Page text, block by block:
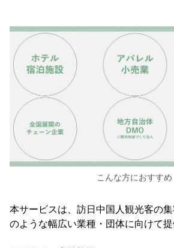
こんな方におすすめ
本サービスは、訪日中国人観光客の
のような幅広い業種・団体に向けて提